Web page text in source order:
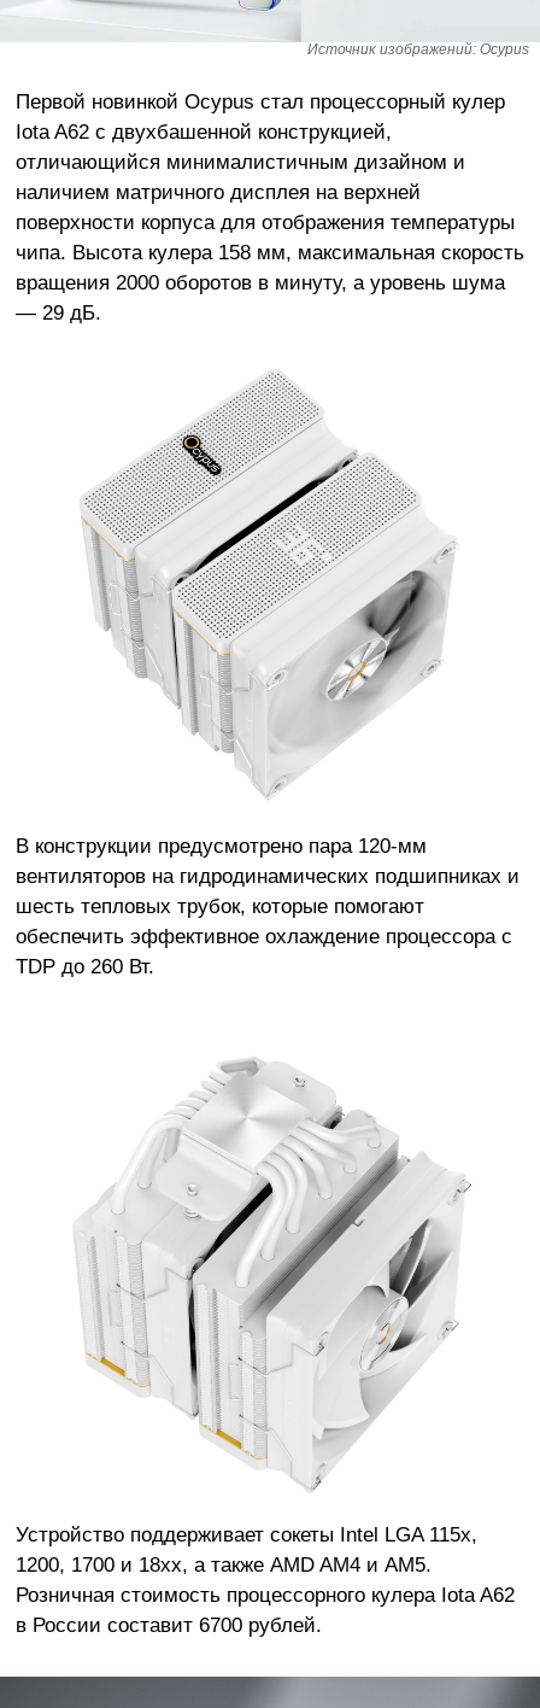
Источник изображений: Ocypus
Первой новинкой Ocypus стал процессорный кулер
Iota A62 с двухбашенной конструкцией,
отличающийся минималистичным дизайном и
наличием матричного дисплея на верхней
поверхности корпуса для отображения температуры
чипа. Высота кулера 158 мм, максимальная скорость
вращения 2000 оборотов в минуту, а уровень шума
— 29 дБ.
В конструкции предусмотрено пара 120-мм
вентиляторов на гидродинамических подшипниках и
шесть тепловых трубок, которые помогают
обеспечить эффективное охлаждение процессора с
TDP до 260 Вт.
Устройство поддерживает сокеты Intel LGA 115x,
1200, 1700 и 18xx, а также AMD AM4 и AM5.
Розничная стоимость процессорного кулера Iota A62
в России составит 6700 рублей.